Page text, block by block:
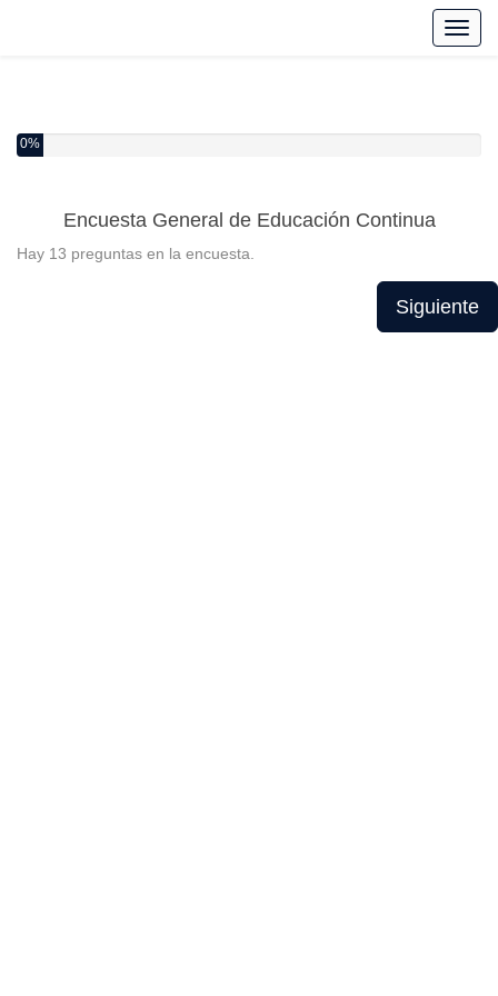
0%
Encuesta General de Educación Continua
Hay 13 preguntas en la encuesta.
Siguiente